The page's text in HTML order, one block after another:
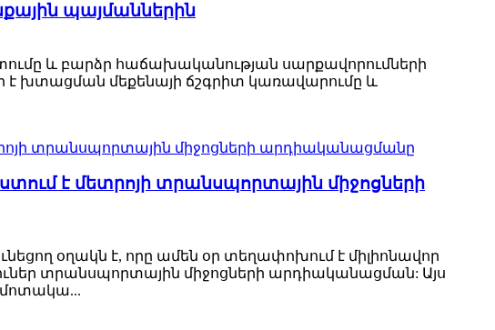
պայմաններին
և բարձր հաճախականության սարքավորումների
է խտացման մեքենայի ճշգրիտ կառավարումը և
է մետրոյի տրանսպորտային միջոցների
օղակն է, որը ամեն օր տեղափոխում է միլիոնավոր
տրանսպորտային միջոցների արդիականացման: Այս
մոտակա...